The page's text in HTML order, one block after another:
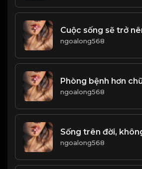
ngoalong568
Phòng bệnh hơn
ngoalong568
ngoalong568